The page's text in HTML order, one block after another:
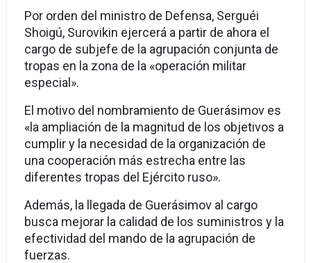
Por orden del ministro de Defensa, Serguéi
Shoigú, Surovikin ejercerá a partir de ahora el
cargo de subjefe de la agrupación conjunta de
tropas en la zona de la «operación militar
especial».
El motivo del nombramiento de Guerásimov es
«la ampliación de la magnitud de los objetivos a
cumplir y la necesidad de la organización de
una cooperación más estrecha entre las
diferentes tropas del Ejército ruso».
Además, la llegada de Guerásimov al cargo
busca mejorar la calidad de los suministros y la
efectividad del mando de la agrupación de
fuerzas.